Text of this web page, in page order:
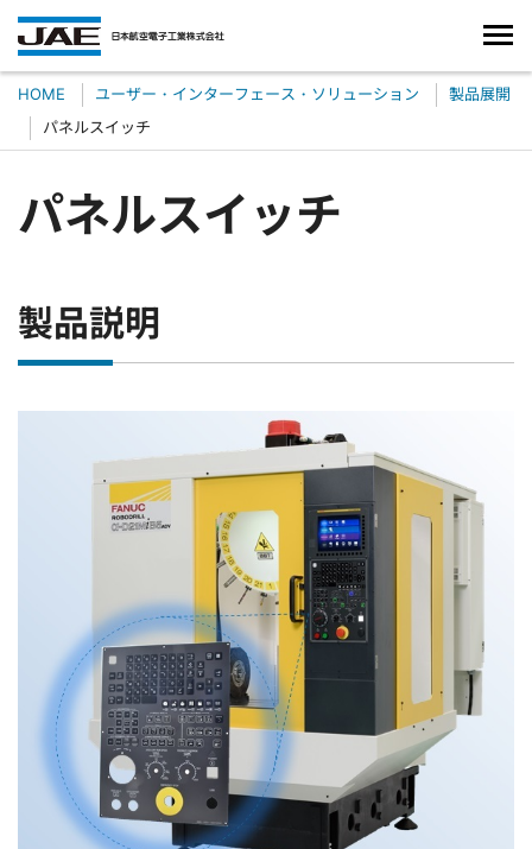
HOME ユーザー・インターフェース・ソリューション
製品展開
パネルスイッチ
パネルスイッチ
製品説明